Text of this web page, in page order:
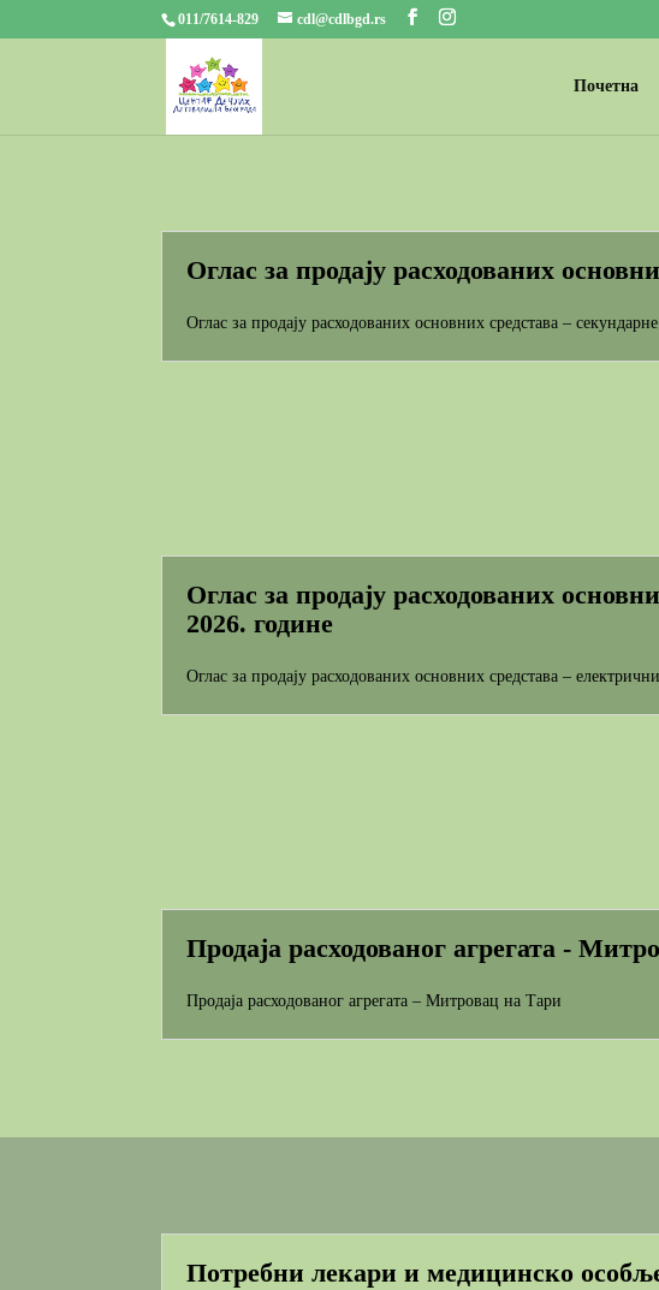
011/7614-829 cdl@cdlbgd.rs
Почетна
Оглас за продају расходованих
Оглас за продају расходованих основних средстава –
Оглас за продају расходованих
2026. године
Оглас за продају расходованих основних средстава –
Продаја расходованог агрегата -
Продаја расходованог агрегата – Митровац на Тари
Потребни лекари и медицинско